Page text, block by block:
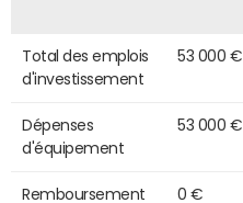
Total des emplois
d'investissement
53 000 €
Dépenses
d'équipement
53 000 €
Remboursement
0 €